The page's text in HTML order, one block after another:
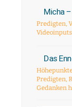
Micha
Predigten,
Videoinputs
Das
Predigten,
Gedanken